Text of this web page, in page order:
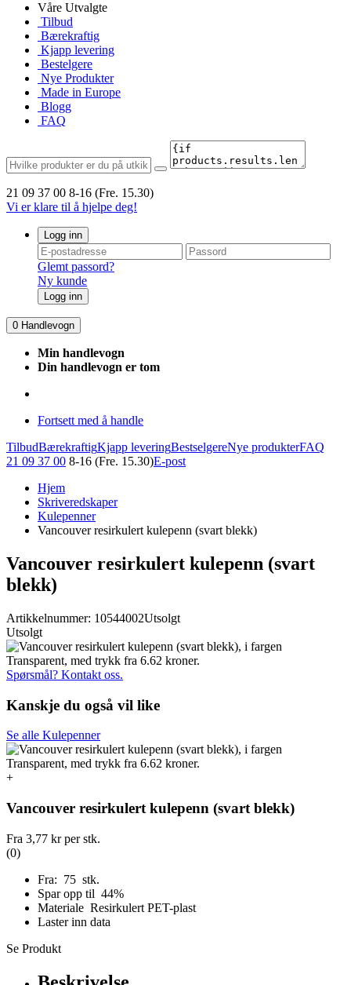
Våre Utvalgte
Tilbud
Bærekraftig
Kjapp levering
Bestelgere
Nye Produkter
Made in Europe
Blogg
FAQ
21 09 37 00 8-16 (Fre. 15.30)
Vi er klare til å hjelpe deg!
Logg inn
Glemt passord?
Ny kunde
Logg inn
0 Handlevogn
Min handlevogn
Din handlevogn er tom
Fortsett med å handle
TilbudBærekraftigKjapp leveringBestselgereNye produkterFAQ
21 09 37 00 8-16 (Fre. 15.30)E-post
Hjem
Skriveredskaper
Kulepenner
Vancouver resirkulert kulepenn (svart blekk)
Vancouver resirkulert kulepenn (svart
blekk)
Artikkelnummer: 10544002Utsolgt
Utsolgt
Spørsmål? Kontakt oss.
Kanskje du også vil like
Se alle Kulepenner
+
Vancouver resirkulert kulepenn (svart blekk)
Fra 3,77 krper stk.
(0)
Fra: 75 stk.
Spar opp til 44%
Materiale Resirkulert PET-plast
Laster inn data
Se Produkt